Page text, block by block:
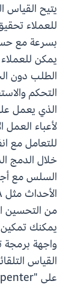
للعملاء
يمكن
الطلب دون
التحكم
الذي يعمل
لأعباء العمل
للتعامل مع
خلال الدمج
السلس مع
من التحسين
على "Karpenter".